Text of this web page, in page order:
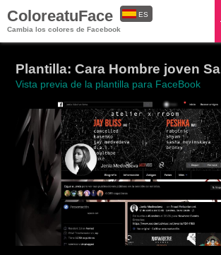
ColoreatuFace
Cambia los colores de Facebook
ES
Plantilla: Cara Hombre joven
Vista previa de la plantilla para FaceBook